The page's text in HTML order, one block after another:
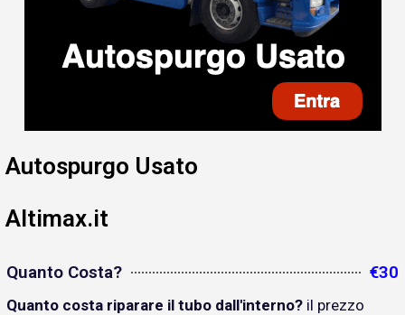
Autospurgo Usato
Altimax.it
Quanto Costa? €30
Quanto costa riparare il tubo dall'interno? il prezzo